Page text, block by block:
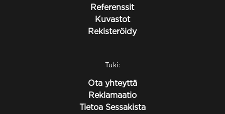
Referenssit
Kuvastot
Rekisteröidy
Tuki:
Ota yhteyttä
Reklamaatio
Tietoa Sessakista